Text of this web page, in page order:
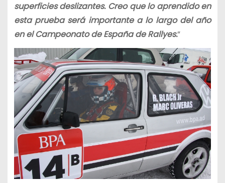
superficies deslizantes. Creo que lo aprendido en
esta prueba será importante a lo largo del año
en el Campeonato de España de Rallyes.”